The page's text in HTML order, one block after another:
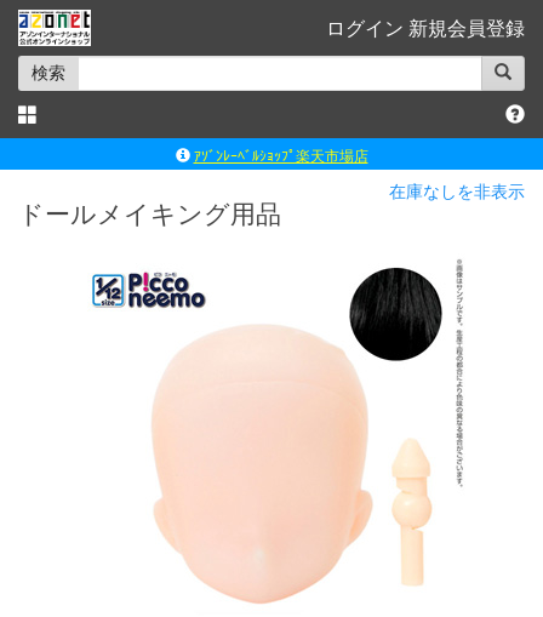
ログイン 新規会員登録
検索
ｱｿﾞﾝﾚｰﾍﾞﾙｼｮｯﾌﾟ楽天市場店
ｱｿﾞﾝｵﾝﾗｲﾝｼｮｯﾌﾟX
在庫なしを非表示
ドールメイキング用品